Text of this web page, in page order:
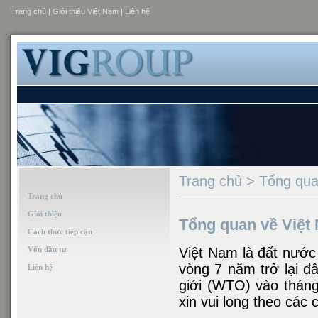
Trang chủ | Giới thiệu Việt Nam | Liên hệ
Trang chủ
Giới thiệu
Cách thức tiếp cận
Vốn đầu tư
Liên hệ
Trang chủ > Tổng
Tổng quan về Việt
Việt Nam là đất
vòng 7 năm trở lại
giới (WTO) vào
xin vui long theo các